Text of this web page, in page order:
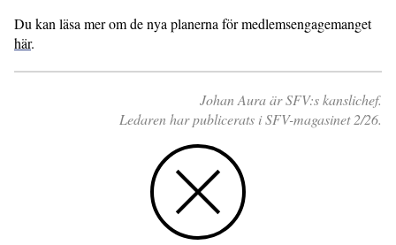
Du kan läsa mer om de nya planerna för medlemsengagemanget
här.
Johan Aura är SFV:s kanslichef.
Ledaren har publicerats i SFV-magasinet 2/26.